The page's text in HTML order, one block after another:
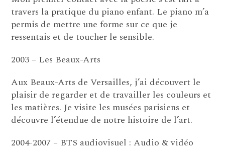
travers la pratique du piano enfant. Le piano m’a
permis de mettre une forme sur ce que je
ressentais et de toucher le sensible.
2003 – Les Beaux-Arts
Aux Beaux-Arts de Versailles, j’ai découvert le
plaisir de regarder et de travailler les couleurs et
les matières. Je visite les musées parisiens et
découvre l’étendue de notre histoire de l’art.
2004-2007 – BTS audiovisuel : Audio & vidéo